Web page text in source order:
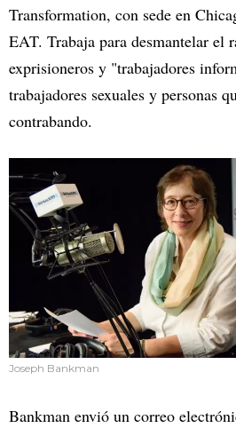
Transformation, con sede en
EAT. Trabaja para desmantelar el
exprisioneros y "trabajadores
trabajadores sexuales y personas
contrabando.
Joseph Bankman
Bankman envió un correo